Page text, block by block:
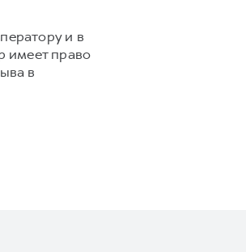
и в
имеет право
в